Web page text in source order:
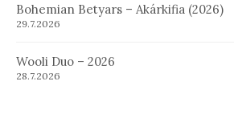
Bohemian Betyars – Akárkifia (2026)
29.7.2026
Wooli Duo – 2026
28.7.2026